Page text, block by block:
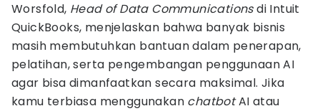
Worsfold, Head of Data Communicationsdi Intuit
QuickBooks, menjelaskan bahwa banyak bisnis
masih membutuhkan bantuan dalam penerapan,
pelatihan, serta pengembangan penggunaan AI
agar bisa dimanfaatkan secara maksimal. Jika
kamu terbiasa menggunakan chatbotAI atau